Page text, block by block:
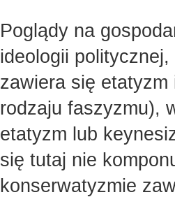
Poglądy na
ideologii
zawiera się
rodzaju faszyzmu),
etatyzm lub
się tutaj nie
konserwatyzmie